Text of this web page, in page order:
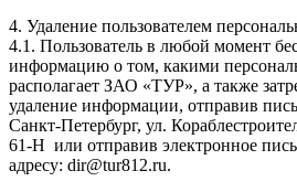
4. Удаление пользователем
4.1. Пользователь в любой момент
информацию о том, какими
располагает ЗАО «ТУР», а также
удаление информации, отправив
Санкт-Петербург, ул.
61-Н или отправив электронное
адресу: dir@tur812.ru.